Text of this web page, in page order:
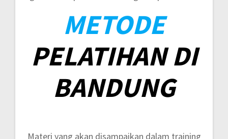
METODE
PELATIHAN DI
BANDUNG
Materi yang akan disampaikan dalam training